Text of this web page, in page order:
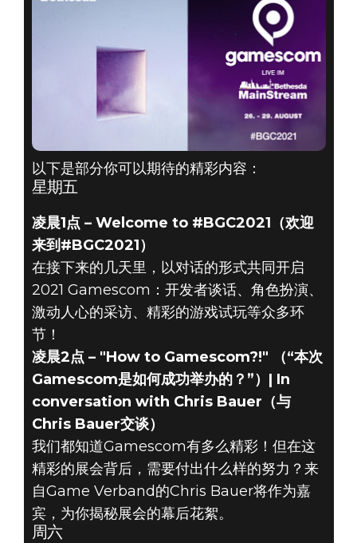
BETHESDA
2021
GAMESCOM
以下是部分你可以期待的精彩内容：
星期五
凌晨1点 – Welcome to #BGC2021（欢迎
来到#BGC2021）
在接下来的几天里，以对话的形式共同开启
2021 Gamescom：开发者谈话、角色扮演、
激动人心的采访、精彩的游戏试玩等众多环
节！
凌晨2点 – "How to Gamescom?!" （“本次
Gamescom是如何成功举办的？”）| In
conversation with Chris Bauer（与
Chris Bauer交谈）
我们都知道Gamescom有多么精彩！但在这
精彩的展会背后，需要付出什么样的努力？来
自Game Verband的Chris Bauer将作为嘉
宾，为你揭秘展会的幕后花絮。
周六